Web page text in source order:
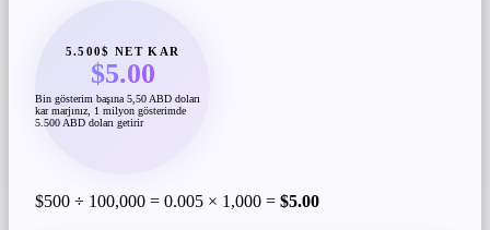
5.500$ NET KAR
$5.00
Bin gösterim başına 5,50 ABD doları
kar marjınız, 1 milyon gösterimde
5.500 ABD doları getirir
$500 ÷ 100,000 = 0.005 × 1,000 = $5.00